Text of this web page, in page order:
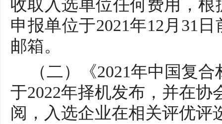
收取入选单位任何费用，
申报单位于2021年12月31
邮箱。
（二）《2021年中国复
于2022年择机发布，并在协
阅，入选企业在相关评优评